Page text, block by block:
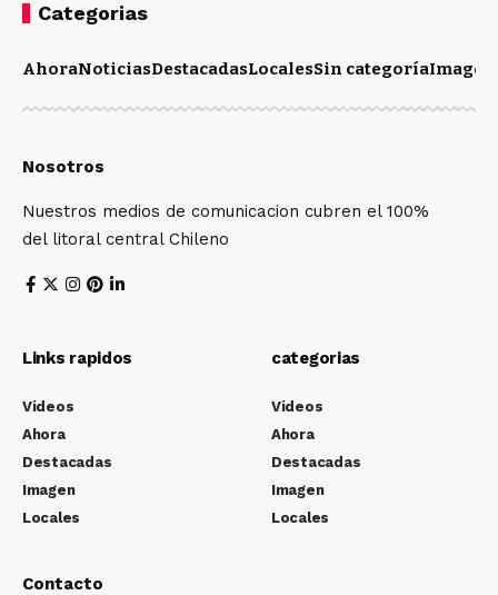
Categorias
AhoraNoticiasDestacadasLocalesSin categoríaImagen
Nosotros
Nuestros medios de comunicacion cubren el 100%
del litoral central Chileno
Links rapidos
Videos
Ahora
Destacadas
Imagen
Locales
categorias
Videos
Ahora
Destacadas
Imagen
Locales
Contacto